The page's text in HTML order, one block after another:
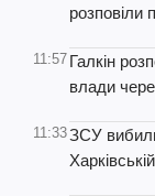
розповіли
11:57 Галкін
влади
11:33ЗСУ вибили